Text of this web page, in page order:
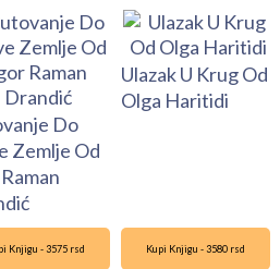
Do
Zemlje Od
Ulazak U Krug Od
Olga Haritidi
Knjigu - 3575 rsd Kupi Knjigu - 3580 rsd